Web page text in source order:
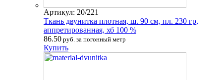
Артикул: 20/221
Ткань двунитка плотная, ш. 90 см, пл. 230 гр,
аппретированная, хб 100 %
86.50 руб. за погонный метр
Купить